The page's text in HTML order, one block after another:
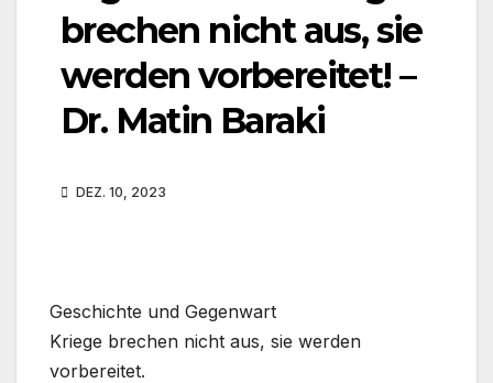
brechen nicht aus, sie
werden vorbereitet! –
Dr. Matin Baraki
DEZ. 10, 2023
Geschichte und Gegenwart
Kriege brechen nicht aus, sie werden
vorbereitet.